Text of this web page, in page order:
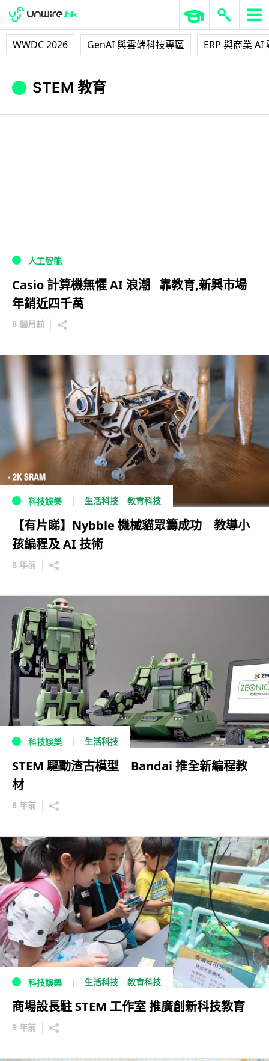
WWDC 2026 GenAI 與雲端科技專區 ERP 與商業 AI
STEM 教育
人工智能
Casio 計算機無懼 AI 浪潮 靠教育,新興市場
年銷近四千萬
8 個月前
科技娛樂 生活科技 教育科技
【有片睇】Nybble 機械貓眾籌成功 教導小
孩編程及 AI 技術
8 年前
科技娛樂 生活科技
STEM 驅動渣古模型 Bandai 推全新編程教
材
8 年前
科技娛樂 生活科技 教育科技
商場設長駐 STEM 工作室 推廣創新科技教育
9 年前